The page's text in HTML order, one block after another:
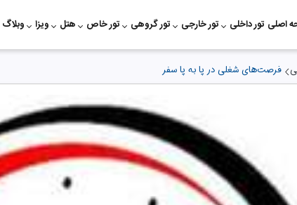
اصلی تور داخلی تور خارجی تور گروهی تور خاص هتل ویزا وبلاگ
فرصت‌های شغلی در پا به پا سفر